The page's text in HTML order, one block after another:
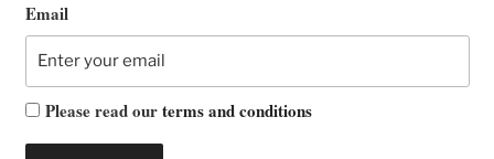
Email
Please read ourterms and conditions